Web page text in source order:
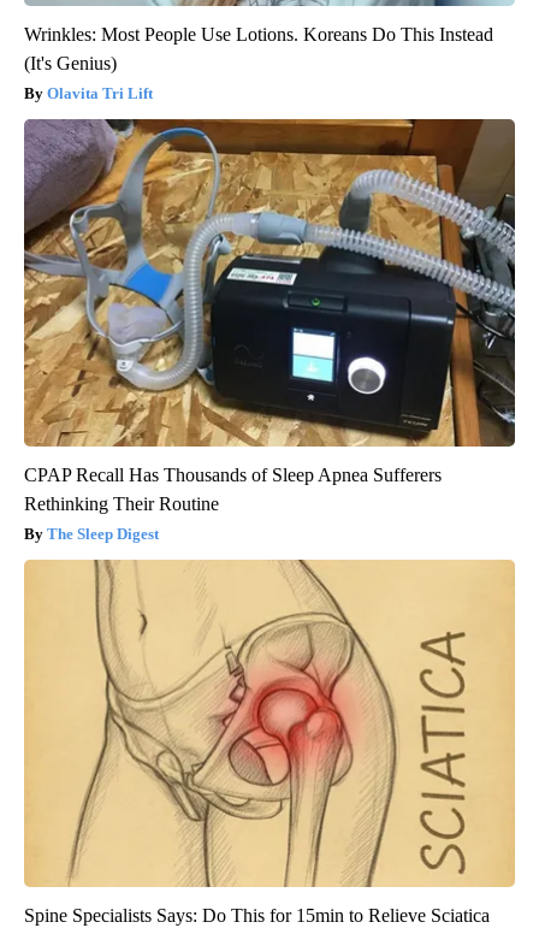
Wrinkles: Most People Use Lotions. Koreans Do This Instead
(It's Genius)
Olavita Tri Lift
CPAP Recall Has Thousands of Sleep Apnea Sufferers
Rethinking Their Routine
The Sleep Digest
Spine Specialists Says: Do This for 15min to Relieve Sciatica